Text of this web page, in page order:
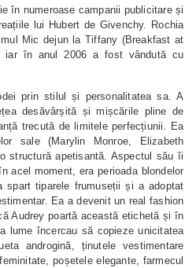
în numeroase campanii publicitare și
lui Hubert de Givenchy. Rochia
Mic dejun la Tiffany (Breakfast at
iar în anul 2006 a fost vândută cu
prin stilul și personalitatea sa. A
desăvârșită și mișcările pline de
trecută de limitele perfecțiunii. Ea
sale (Marylin Monroe, Elizabeth
structură apetisantă. Aspectul său îi
acel moment, era perioada blondelor
spart tiparele frumuseții și a adoptat
Ea a devenit un real fashion
Audrey poartă această etichetă și în
lume încercau să copieze unicitatea
androgină, ținutele vestimentare
poșetele elegante, farmecul